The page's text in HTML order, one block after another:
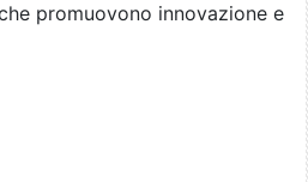
promuovono innovazione e